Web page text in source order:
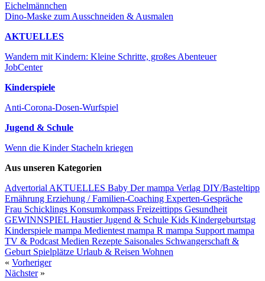
Eichelmännchen
Dino-Maske zum Ausschneiden & Ausmalen
AKTUELLES
Wandern mit Kindern: Kleine Schritte, großes Abenteuer
JobCenter
Kinderspiele
Anti-Corona-Dosen-Wurfspiel
Jugend & Schule
Wenn die Kinder Stacheln kriegen
Aus unseren Kategorien
Advertorial AKTUELLES Baby Der mampa Verlag DIY/Basteltipp
Ernährung Erziehung / Familien-Coaching Experten-Gespräche
Frau Schicklings Konsumkompass Freizeittipps Gesundheit
GEWINNSPIEL HaustierJugend & Schule Kids Kindergeburtstag
Kinderspiele mampa Medientest mampa R mampa Support mampa
TV & Podcast Medien Rezepte Saisonales Schwangerschaft &
Geburt Spielplätze Urlaub & Reisen Wohnen
« Vorheriger
Nächster»